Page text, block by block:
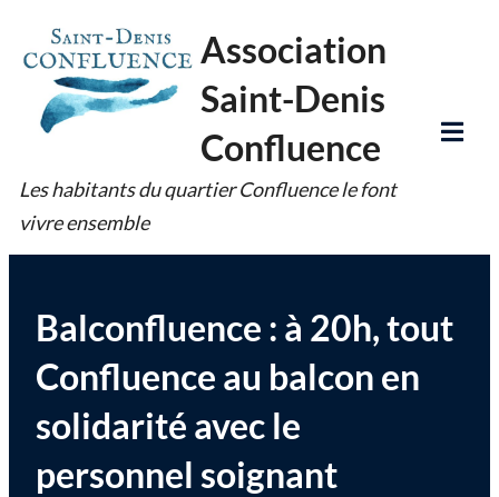
to
content
Association
Saint-Denis
Confluence
Les habitants du quartier Confluence le font
vivre ensemble
Balconfluence : à 20h, tout
Confluence au balcon en
solidarité avec le
personnel soignant